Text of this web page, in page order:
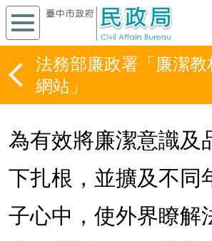
法務部廉政署「廉潔教
網站」
為有效將廉潔意識及
下扎根，並擴及不同
子心中，使外界瞭解